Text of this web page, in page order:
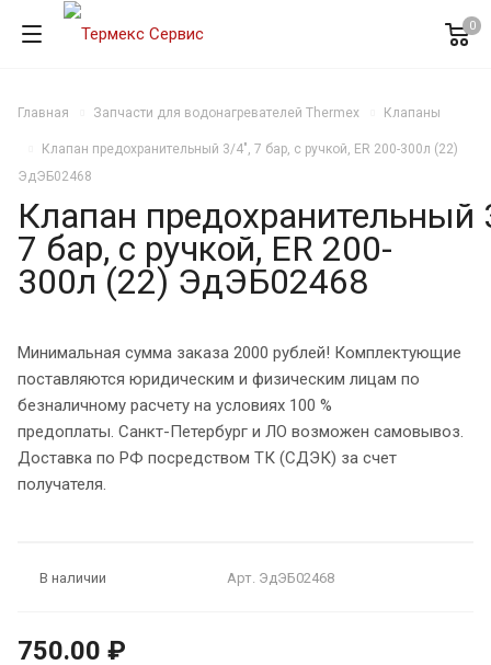
0
Главная Запчасти для водонагревателей Thermex Клапаны
Клапан предохранительный 3/4", 7 бар, с ручкой, ER 200-300л (22)
ЭдЭБ02468
Клапан предохранительный
7 бар, с ручкой, ER 200-
300л (22) ЭдЭБ02468
Минимальная сумма заказа 2000 рублей! Комплектующие
поставляются юридическим и физическим лицам по
безналичному расчету на условиях 100 %
предоплаты. Санкт-Петербург и ЛО возможен самовывоз.
Доставка по РФ посредством ТК (СДЭК) за счет
получателя.
В наличии Арт. ЭдЭБ02468
750.00 ₽